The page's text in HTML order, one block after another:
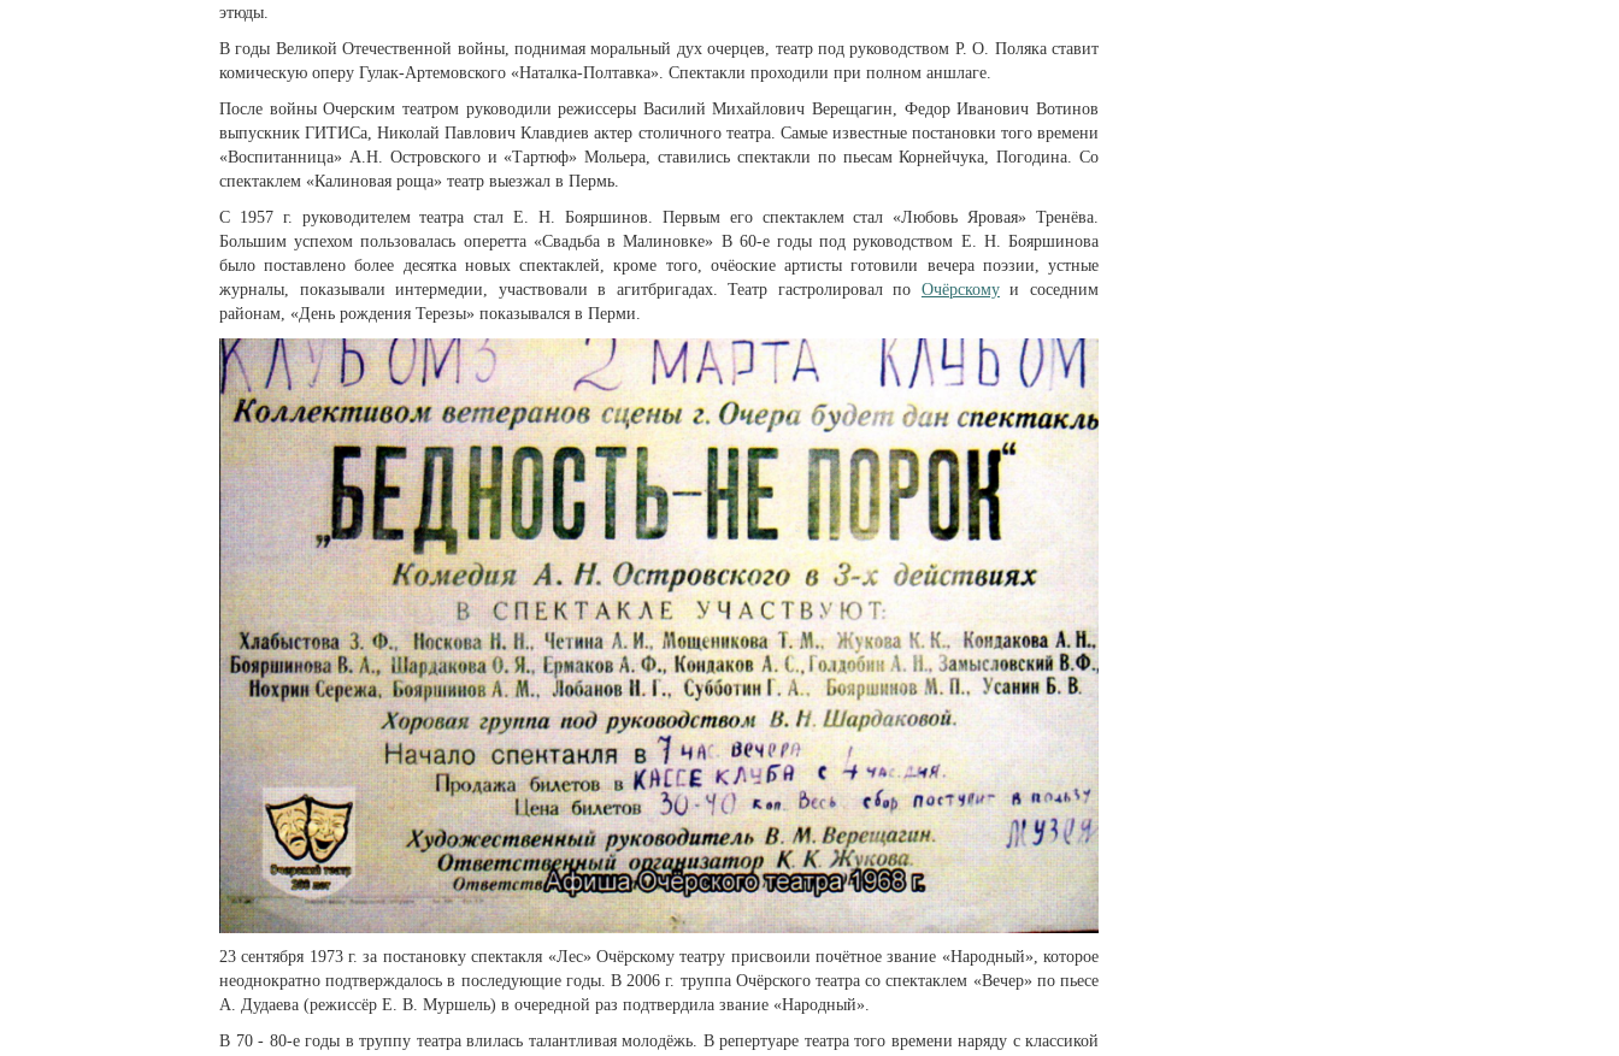
этюды.
В годы Великой Отечественной войны, поднимая моральный дух очерцев, театр под руководством Р. О. Поляка ставит
комическую оперу Гулак-Артемовского «Наталка-Полтавка». Спектакли проходили при полном аншла­ге.
После войны Очерским театром руководили режиссеры Василий Михайло­вич Верещагин, Федор Иванович Вотинов
выпускник ГИТИСа, Николай Павлович Клавдиев актер столичного театра. Самые известные постановки того времени
«Воспитанница» А.Н. Островского и «Тартюф» Мольера, стави­лись спектакли по пьесам Корнейчука, Погодина. Со
спектаклем «Калиновая роща» театр выезжал в Пермь.
С 1957 г. руководителем театра стал Е. Н. Бояршинов. Первым его спектак­лем стал «Любовь Яровая» Тренёва.
Большим успехом пользовалась оперетта «Свадьба в Малиновке» В 60-е годы под руководством Е. Н. Бояршинова
было поставлено более десятка новых спектаклей, кроме того, очёоские артисты готовили вечера поэзии, устные
журналы, показывали интермедии, участвова­ли в агитбригадах. Театр гастролировал по Очёрскомуи соседним
районам, «День рождения Терезы» показывался в Перми.
23 сентября 1973 г. за постановку спектакля «Лес» Очёрскому театру присвоили почётное звание «Народный», которое
неоднократно подтвержда­лось в последующие годы. В 2006 г. труппа Очёрского театра со спектаклем «Вечер» по пьесе
А. Дудаева (режиссёр Е. В. Муршель) в очередной раз подтвердила звание «Народный».
В 70 - 80-е годы в труппу театра влилась талантливая молодёжь. В репертуа­ре театра того времени наряду с классикой